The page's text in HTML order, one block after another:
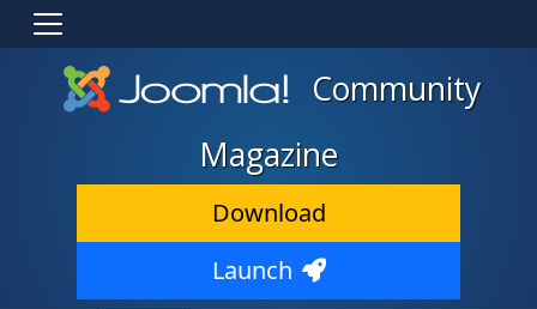
Community
Magazine
Download
Launch